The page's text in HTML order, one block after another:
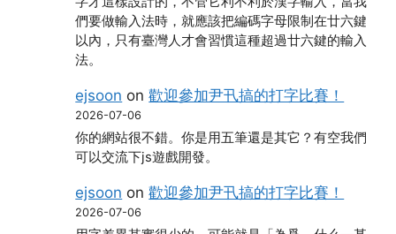
們要做輸入法時，就應該把編碼字母限制在廿六鍵
以內，只有臺灣人才會習慣這種超過廿六鍵的輸入
法。
ejsoon on歡迎參加尹卂搞的打字比賽！
2026-07-06
你的網站很不錯。你是用五筆還是其它？有空我們
可以交流下js遊戲開發。
ejsoon on歡迎參加尹卂搞的打字比賽！
2026-07-06